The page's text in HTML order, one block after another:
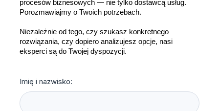
procesów biznesowych — nie tylko dostawcą usług.
Porozmawiajmy o Twoich potrzebach.
Niezależnie od tego, czy szukasz konkretnego
rozwiązania, czy dopiero analizujesz opcje, nasi
eksperci są do Twojej dyspozycji.
Imię i nazwisko: